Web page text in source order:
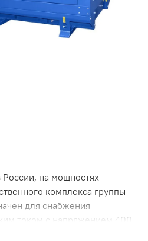
на мощностях
комплекса группы
для снабжения
током с напряжением 400
номинальной